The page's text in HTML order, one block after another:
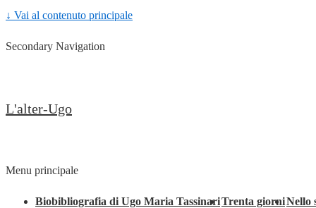
↓ Vai al contenuto principale
Secondary Navigation
L'alter-Ugo
Menu principale
Biobibliografia di Ugo Maria TassinariTrenta giorniNello